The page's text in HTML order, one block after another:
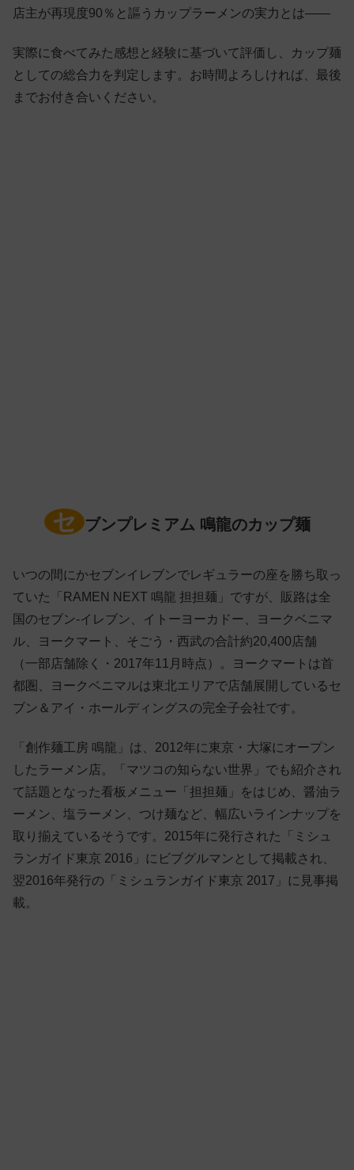
店主が再現度90％と謳うカップラーメンの実力とは——
実際に食べてみた感想と経験に基づいて評価し、カップ麺
としての総合力を判定します。お時間よろしければ、最後
までお付き合いください。
セ ブンプレミアム 鳴龍のカップ麺
いつの間にかセブンイレブンでレギュラーの座を勝ち取っ
ていた「RAMEN NEXT 鳴龍 担担麺」ですが、販路は全
国のセブン‐イレブン、イトーヨーカドー、ヨークベニマ
ル、ヨークマート、そごう・西武の合計約20,400店舗
（一部店舗除く・2017年11月時点）。ヨークマートは首
都圏、ヨークベニマルは東北エリアで店舗展開しているセ
ブン＆アイ・ホールディングスの完全子会社です。
「創作麺工房 鳴龍」は、2012年に東京・大塚にオープン
したラーメン店。「マツコの知らない世界」でも紹介され
て話題となった看板メニュー「担担麺」をはじめ、醤油ラ
ーメン、塩ラーメン、つけ麺など、幅広いラインナップを
取り揃えているそうです。2015年に発行された「ミシュ
ランガイド東京 2016」にビブグルマンとして掲載され、
翌2016年発行の「ミシュランガイド東京 2017」に見事掲
載。